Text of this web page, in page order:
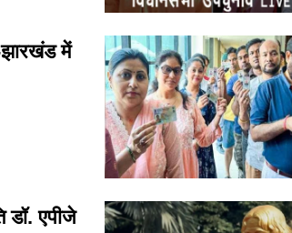
में
एपीजे